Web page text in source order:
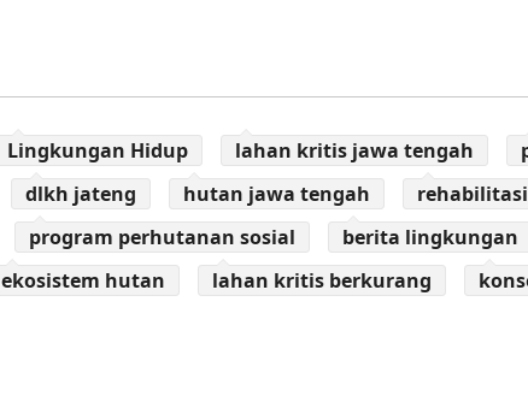
Lingkungan Hidup lahan kritis jawa tengah
dlkh jateng hutan jawa tengah
program perhutanan sosial
berita lingkungan
ekosistem hutan lahan kritis berkurang